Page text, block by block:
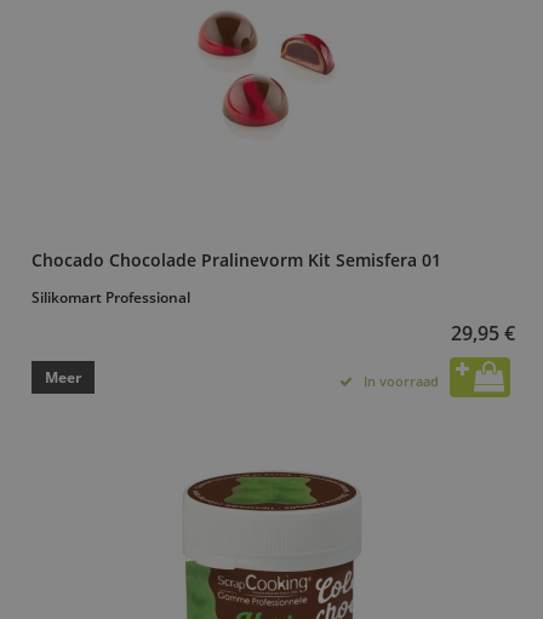
Chocado Chocolade Pralinevorm Kit Semisfera 01
Silikomart Professional
29,95 €
Meer In voorraad